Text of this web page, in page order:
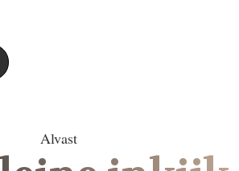
Alvast